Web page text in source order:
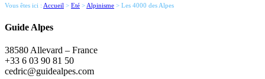
Vous êtes ici : Accueil > Eté > Alpinisme > Les 4000 des Alpes
Guide Alpes
38580 Allevard – France
+33 6 03 90 81 50
cedric@guidealpes.com